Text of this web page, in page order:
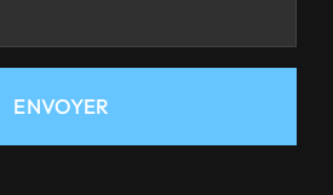
ENVOYER